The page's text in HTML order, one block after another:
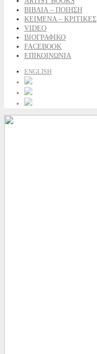
ΒΙΒΛΙΑ – ΠΟΙΗΣΗ
ΚΕΙΜΕΝΑ – ΚΡΙΤΙΚΕΣ
VIDEO
ΒΙΟΓΡΑΦΙΚΟ
FACEBOOK
ΕΠΙΚΟΙΝΩΝΙΑ
ENGLISH